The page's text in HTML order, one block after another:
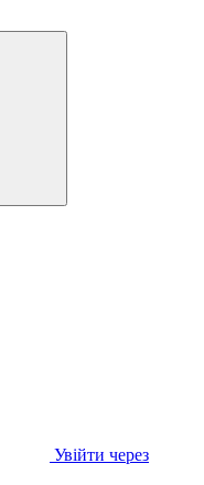
Увійти через